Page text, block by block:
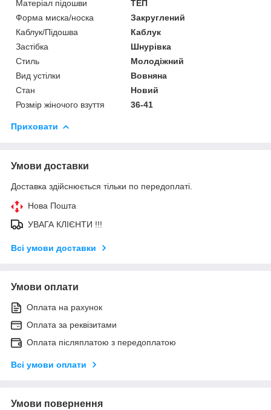
Матеріал підошви
ТЕП
Форма миска/носка
Закруглений
Каблук/Підошва
Каблук
Застібка
Шнурівка
Стиль
Молодіжний
Вид устілки
Вовняна
Стан
Новий
Розмір жіночого взуття
36-41
Приховати
Умови доставки
Доставка здійснюється тільки по передоплаті.
Нова Пошта
УВАГА КЛІЄНТИ !!!
Всі умови доставки
Умови оплати
Оплата на рахунок
Оплата за реквізитами
Оплата післяплатою з передоплатою
Всі умови оплати
Умови повернення